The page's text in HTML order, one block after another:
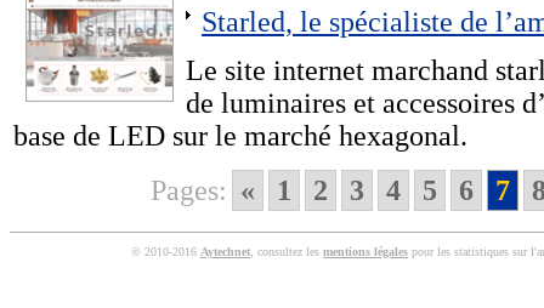
Starled, le spécialiste de
Le site internet marchand
de luminaires et accessoires
base de LED sur le marché hexagonal.
Pages: « 1 2 3 4 5 6 7
© 2010-2016 Aytechnet , consultez les mentions légales pour les statistiques sur